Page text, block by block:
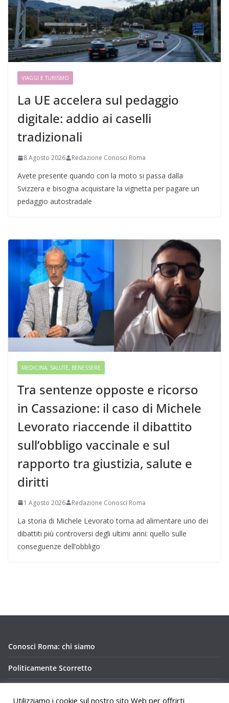
VIAGGI E TURISMO
La UE accelera sul pedaggio
digitale: addio ai caselli
tradizionali
8 Agosto 2026 Redazione Conosci Roma
Avete presente quando con la moto si passa dalla
Svizzera e bisogna acquistare la vignetta per pagare un
pedaggio autostradale
MEDICINA, SALUTE, BENESSERE
Tra sentenze opposte e ricorso
in Cassazione: il caso di Michele
Levorato riaccende il dibattito
sull’obbligo vaccinale e sul
rapporto tra giustizia, salute e
diritti
1 Agosto 2026 Redazione Conosci Roma
La storia di Michele Levorato torna ad alimentare uno dei
dibattiti più controversi degli ultimi anni: quello sulle
conseguenze dell’obbligo
Conosci Roma: chi siamo
Politicamente Scorretto
Utilizziamo i cookie sul nostro sito Web per offrirti